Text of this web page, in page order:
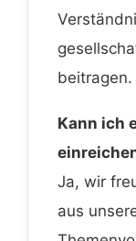
beitragen.
Kann ich
Ja, wir
aus